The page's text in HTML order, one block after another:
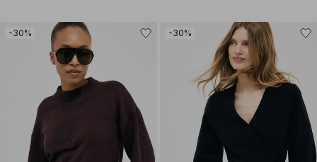
-30% -30%